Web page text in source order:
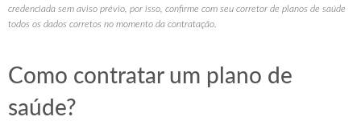
credenciada sem aviso prévio, por isso, confirme com seu corretor de planos de saúde
todos os dados corretos no momento da contratação.
Como contratar um plano de
saúde?